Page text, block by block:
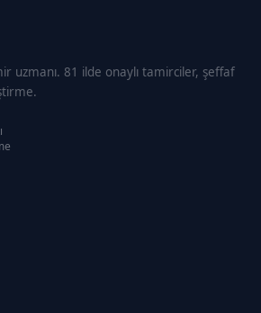
uzmanı. 81 ilde onaylı tamirciler, şeffaf